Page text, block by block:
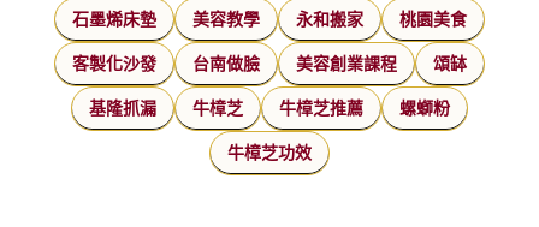
石墨烯床墊 美容教學 永和搬家 桃園美食
客製化沙發 台南做臉 美容創業課程 頌缽
基隆抓漏 牛樟芝 牛樟芝推薦 螺螄粉
牛樟芝功效